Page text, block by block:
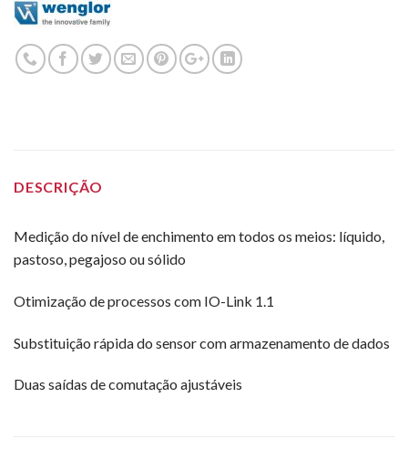
DESCRIÇÃO
Medição do nível de enchimento em todos os meios: líquido,
pastoso, pegajoso ou sólido
Otimização de processos com IO-Link 1.1
Substituição rápida do sensor com armazenamento de dados
Duas saídas de comutação ajustáveis